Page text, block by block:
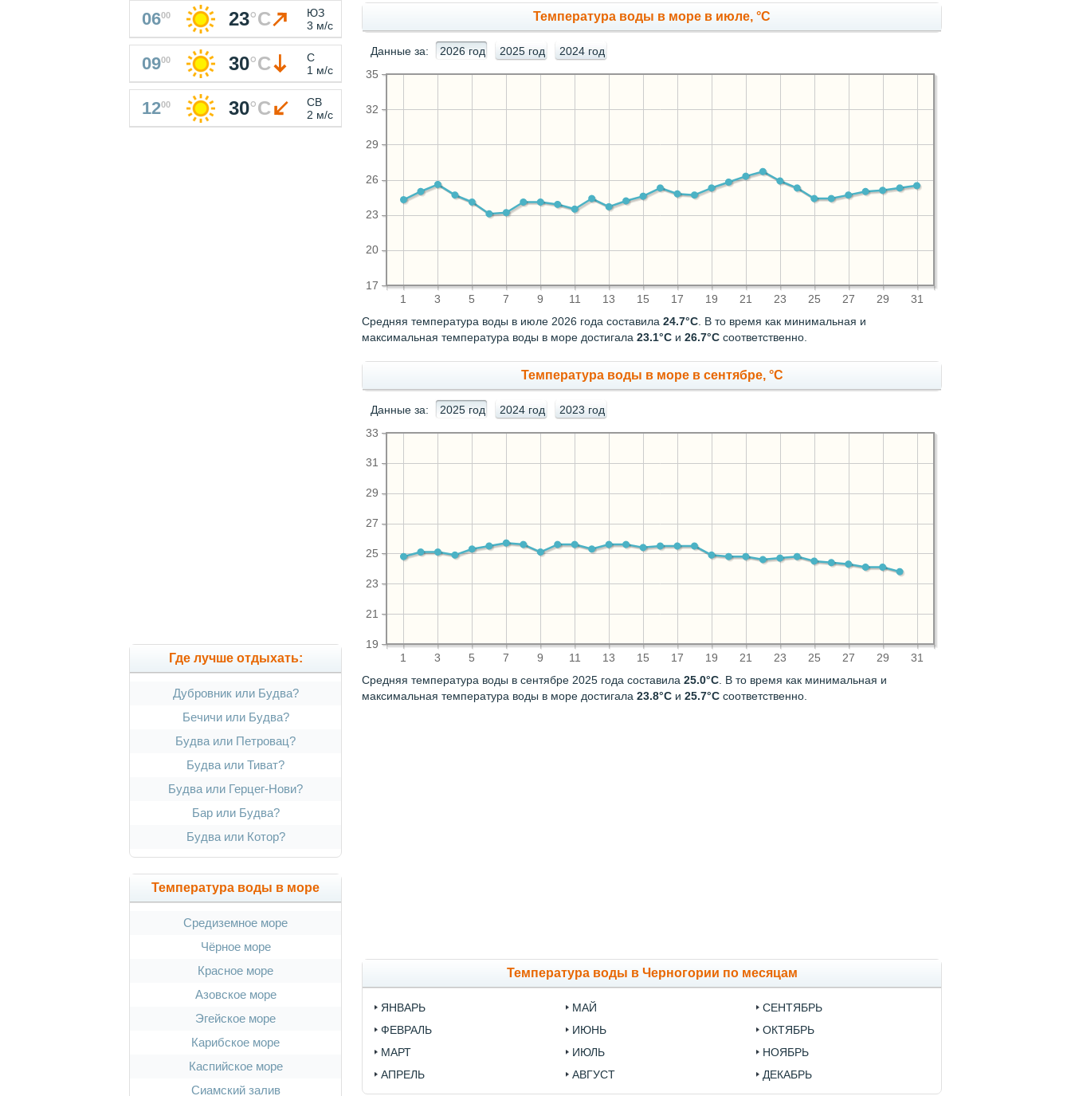
Температура воды в море в июле, °C
Данные за: 2026 год 2025 год 2024 год
1 3 5 7 9 11 13 15 17 19 21 23 25 27 29 31
17
20
23
26
29
32
35
Средняя температура воды в июле 2026 года составила 24.7°C . В то время как минимальная и
максимальная температура воды в море достигала 23.1°C и 26.7°C соответственно.
Температура воды в море в сентябре, °C
Данные за: 2025 год 2024 год 2023 год
1 3 5 7 9 11 13 15 17 19 21 23 25 27 29 31
19
21
23
25
27
29
31
33
Средняя температура воды в сентябре 2025 года составила 25.0°C . В то время как минимальная и
максимальная температура воды в море достигала 23.8°C и 25.7°C соответственно.
Температура воды в Черногории по месяцам
ЯНВАРЬ
ФЕВРАЛЬ
МАРТ
АПРЕЛЬ
МАЙ
ИЮНЬ
ИЮЛЬ
АВГУСТ
СЕНТЯБРЬ
ОКТЯБРЬ
НОЯБРЬ
ДЕКАБРЬ
0600 23°C
ЮЗ
3 м/с
0900 30°C
С
1 м/с
1200 30°C
СВ
2 м/с
Где лучше отдыхать:
Дубровник или Будва?
Бечичи или Будва?
Будва или Петровац?
Будва или Тиват?
Будва или Герцег-Нови?
Бар или Будва?
Будва или Котор?
Температура воды в море
Средиземное море
Чёрное море
Красное море
Азовское море
Эгейское море
Карибское море
Каспийское море
Сиамский залив